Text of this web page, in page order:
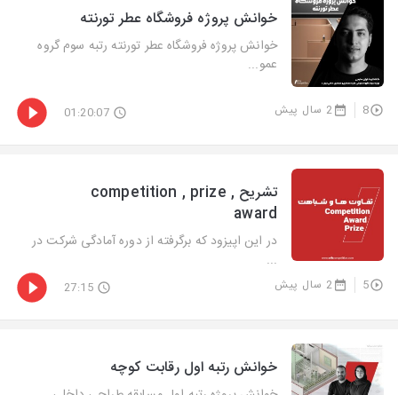
خوانش پروژه فروشگاه عطر تورنته
خوانش پروژه فروشگاه عطر تورنته رتبه سوم گروه
عمو...
8 2 سال پیش 01:20:07
تشریح competition , prize ,
award
در این اپیزود که برگرفته از دوره آمادگی شرکت در
...
5 2 سال پیش 27:15
خوانش رتبه اول رقابت کوچه